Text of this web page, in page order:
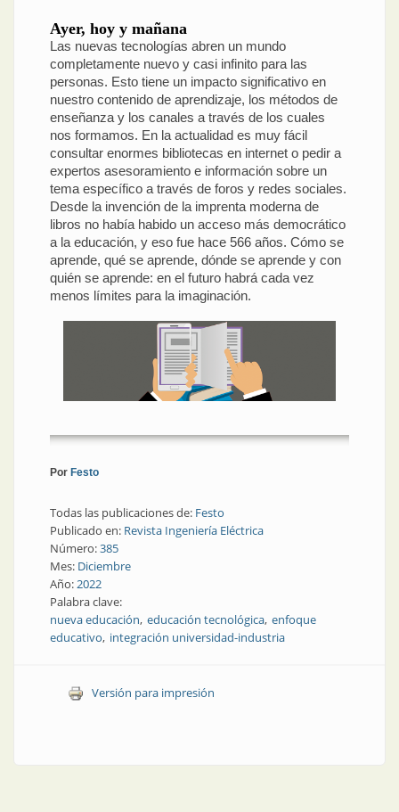
Ayer, hoy y mañana
Las nuevas tecnologías abren un mundo
completamente nuevo y casi infinito para las
personas. Esto tiene un impacto significativo en
nuestro contenido de aprendizaje, los métodos de
enseñanza y los canales a través de los cuales
nos formamos. En la actualidad es muy fácil
consultar enormes bibliotecas en internet o pedir a
expertos asesoramiento e información sobre un
tema específico a través de foros y redes sociales.
Desde la invención de la imprenta moderna de
libros no había habido un acceso más democrático
a la educación, y eso fue hace 566 años. Cómo se
aprende, qué se aprende, dónde se aprende y con
quién se aprende: en el futuro habrá cada vez
menos límites para la imaginación.
Por Festo
Todas las publicaciones de: Festo
Publicado en: Revista Ingeniería Eléctrica
Número:385
Mes: Diciembre
Año:2022
Palabra clave:
nueva educación educación tecnológica enfoque
educativo integración universidad-industria
Versión para impresión